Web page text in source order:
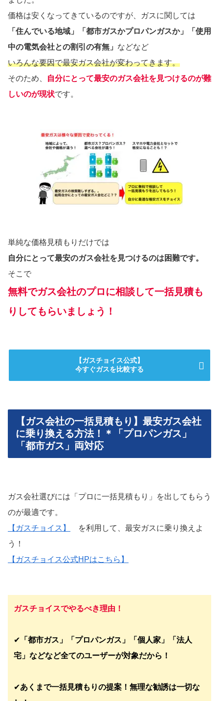
価格は安くなってきているのですが、ガスに関しては
「住んでいる地域」「都市ガスかプロパンガスか」「使用
中の電気会社との割引の有無」 などなど
いろんな要因で最安ガス会社が変わってきます。
そのため、
自分にとって最安のガス会社を見つけるのが難
しいのが現状です。
単純な価格見積もりだけでは
自分にとって最安のガス会社を見つけるのは困難です。
そこで
無料でガス会社のプロに相談して一括見積も
りしてもらいましょう！
【ガスチョイス公式】
今すぐガスを比較する
【ガス会社の一括見積もり】最安ガス会社
に乗り換える方法！＊「プロパンガス」
「都市ガス」両対応
ガス会社選びには「プロに一括見積もり」を出してもらう
のが最適です。
【ガスチョイス】
を利用して、最安ガスに乗り換えよ
う！
【ガスチョイス公式HPはこちら】
ガスチョイスでやるべき理由！
✔︎ 「都市ガス」「プロパンガス」「個人家」「法人
宅」などなど全てのユーザーが対象だから！
✔︎あくまで一括見積もりの提案！無理な勧誘は一切な